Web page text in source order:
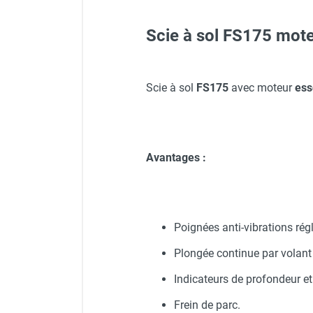
Disque asphalte / chape /
Aspirateur poussière avec
Protecteur d'oreilles avec
Visière V 10 - HUSQVARNA
Veste de chantier PE10J -
Scie à sol FS175
Scie à sol FS175 avec moteur
Avantages :
Poignées anti-vibrations
Plongée continue par
Indicateurs de profondeur
Frein de parc.